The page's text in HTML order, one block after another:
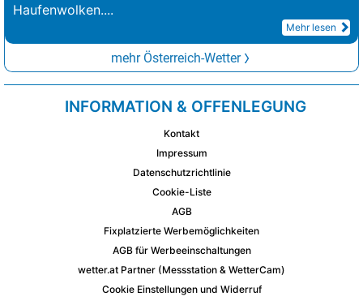
Haufenwolken....
Mehr lesen
mehr Österreich-Wetter
INFORMATION & OFFENLEGUNG
Kontakt
Impressum
Datenschutzrichtlinie
Cookie-Liste
AGB
Fixplatzierte Werbemöglichkeiten
AGB für Werbeeinschaltungen
wetter.at Partner (Messstation & WetterCam)
Cookie Einstellungen und Widerruf